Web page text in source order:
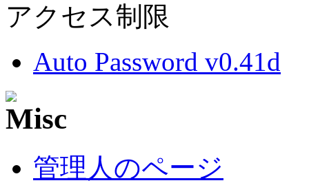
アクセス制限
Auto Password v0.41d
管理人のページ